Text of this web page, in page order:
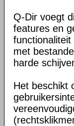
Q-Dir voegt
features en
met
harde
Het beschikt